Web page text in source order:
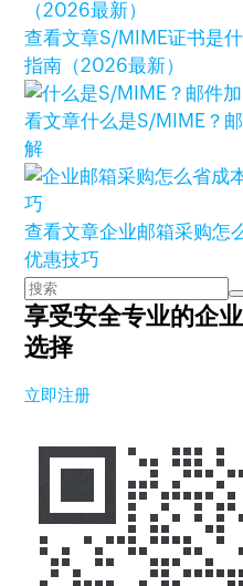
查看文章S/MIME证书是
指南（2026最新）
看文章什么是S/MIME？
解
查看文章企业邮箱采购怎
优惠技巧
享受安全专业的企
选择
立即注册